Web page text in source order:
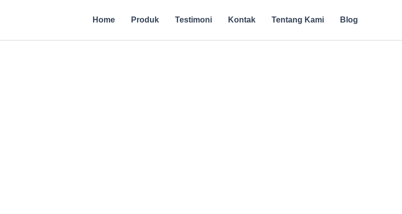
Home Produk Testimoni Kontak Tentang Kami Blog